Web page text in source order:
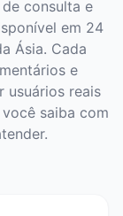
consulta e
em 24
Ásia. Cada
e
usuários reais
saiba com